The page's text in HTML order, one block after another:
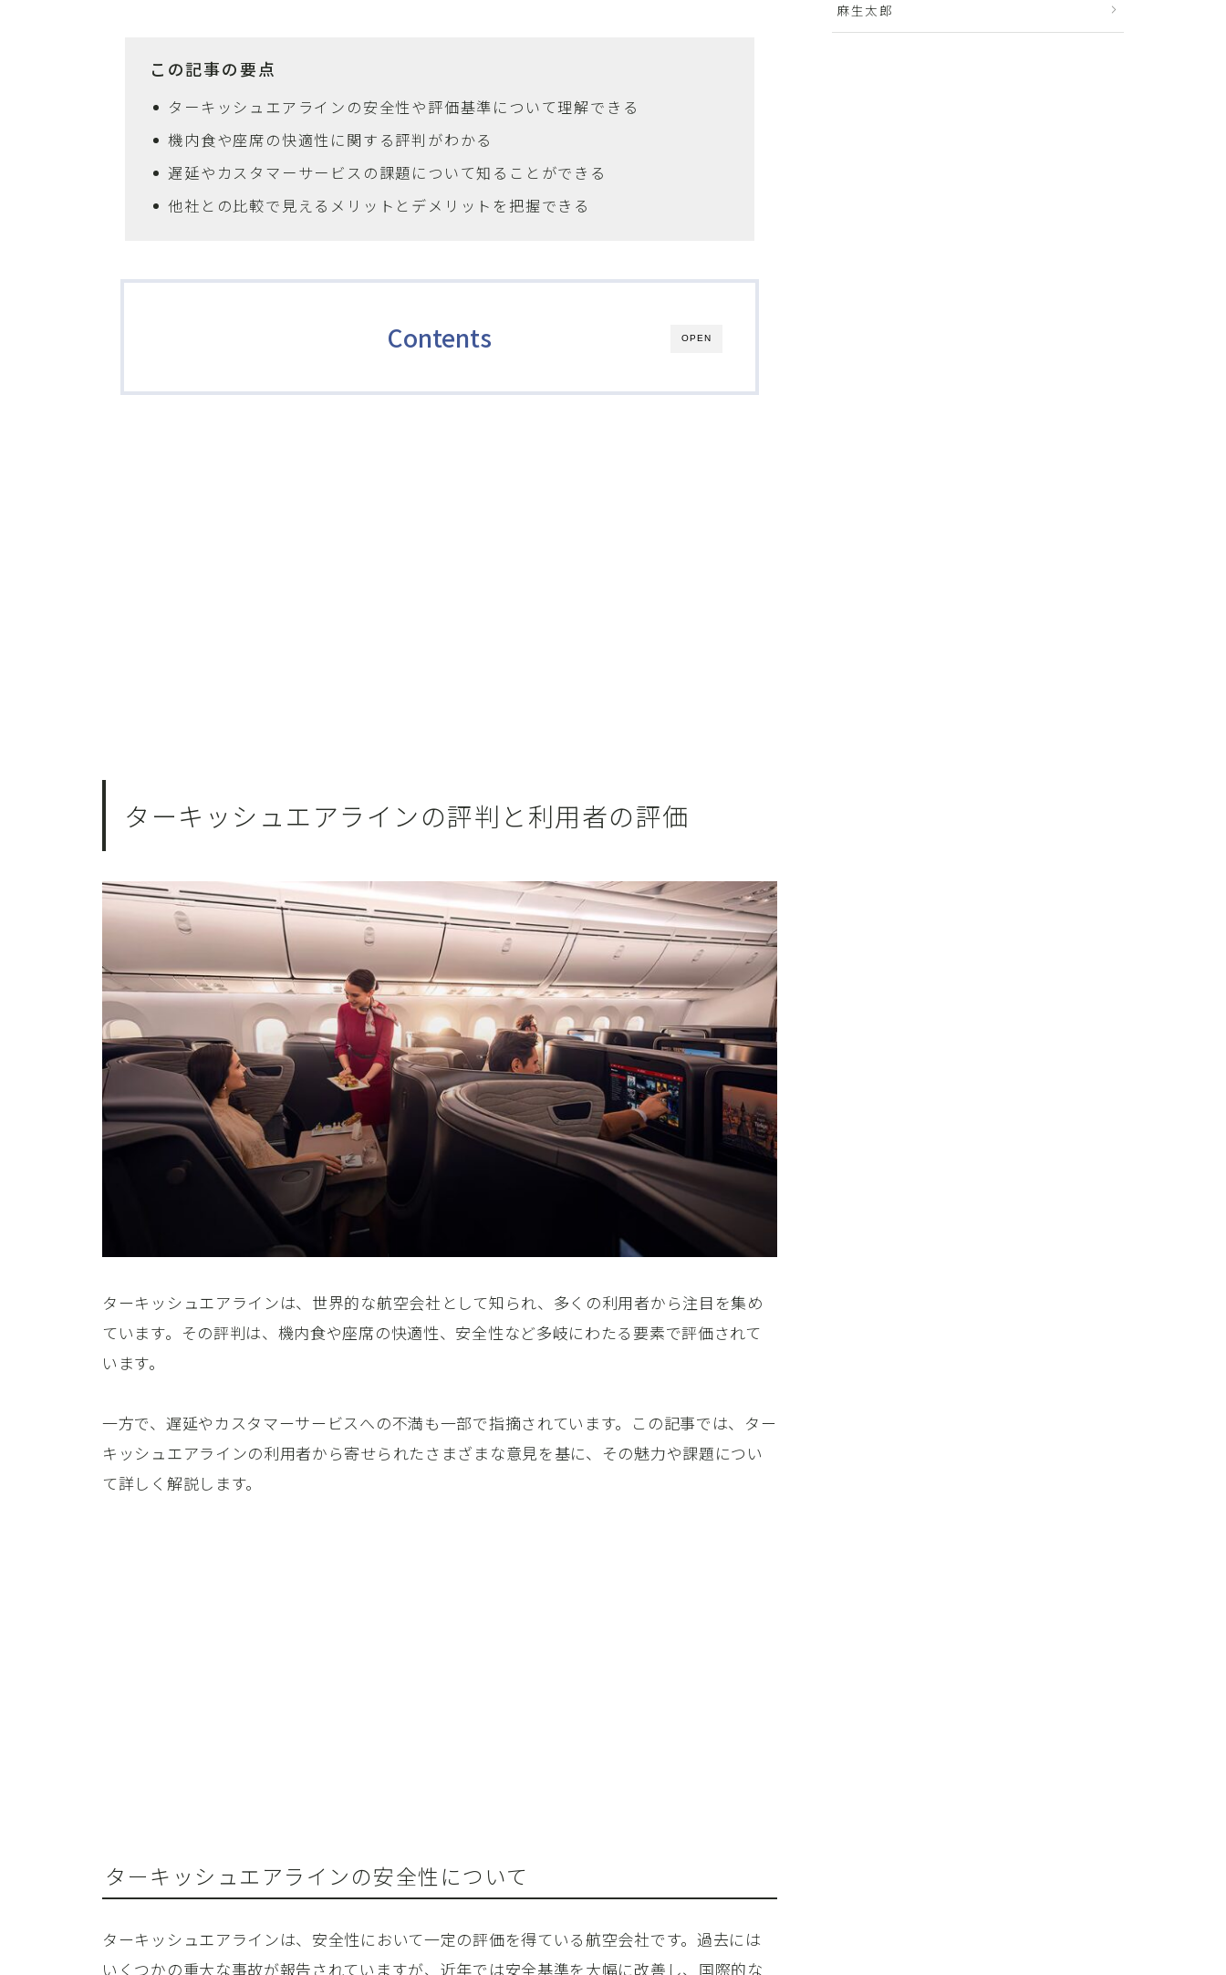
この記事の要点
ターキッシュエアラインの安全性や評価基準について理解できる
機内食や座席の快適性に関する評判がわかる
遅延やカスタマーサービスの課題について知ることができる
他社との比較で見えるメリットとデメリットを把握できる
OPEN
Contents
ターキッシュエアラインの評判と利用者の評価
ターキッシュエアラインは、世界的な航空会社として知られ、多くの利用者から注目を集め
ています。その評判は、機内食や座席の快適性、安全性など多岐にわたる要素で評価されて
います。
一方で、遅延やカスタマーサービスへの不満も一部で指摘されています。この記事では、ター
キッシュエアラインの利用者から寄せられたさまざまな意見を基に、その魅力や課題につい
て詳しく解説します。
ターキッシュエアラインの安全性について
ターキッシュエアラインは、安全性において一定の評価を得ている航空会社です。過去には
いくつかの重大な事故が報告されていますが、近年では安全基準を大幅に改善し、国際的な
麻生太郎